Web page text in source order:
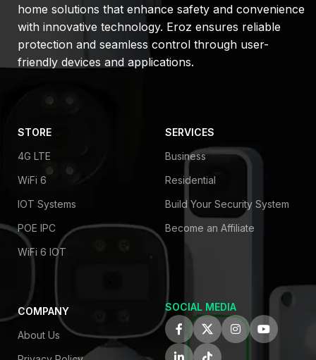
home solutions that enhance safety and convenience
with innovative technology. Eroz ensures reliable
protection and seamless control through user-
friendly devices and applications.
STORE
4G LTE
WiFi 6
IOT Systems
POE IPC
WiFi 6 IOT
SERVICES
Business
Residential
Build Your Security System
Become an Affiliate
COMPANY
About Us
SOCIAL MEDIA